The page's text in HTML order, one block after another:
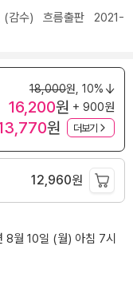
(감수) 흐름출판 2021-
18,000원, 10%
16,200원 + 900원
원 더보기
12,960원
8월 10일 (월) 아침 7시